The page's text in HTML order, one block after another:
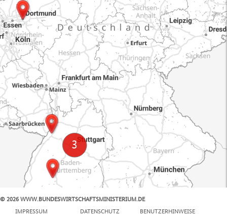
© 2026 WWW.BUNDESWIRTSCHAFTSMINISTERIUM.DE
IMPRESSUM
DATENSCHUTZ BENUTZERHINWEISE